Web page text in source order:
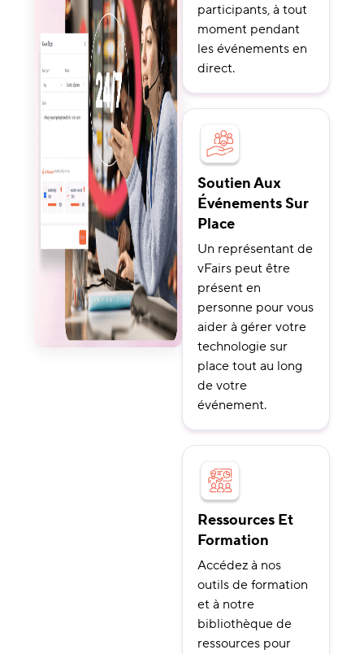
participants, à tout
moment pendant
les événements en
direct.
Soutien Aux
Événements Sur
Place
Un représentant de
vFairs peut être
présent en
personne pour vous
aider à gérer votre
technologie sur
place tout au long
de votre
événement.
Ressources Et
Formation
Accédez à nos
outils de formation
et à notre
bibliothèque de
ressources pour